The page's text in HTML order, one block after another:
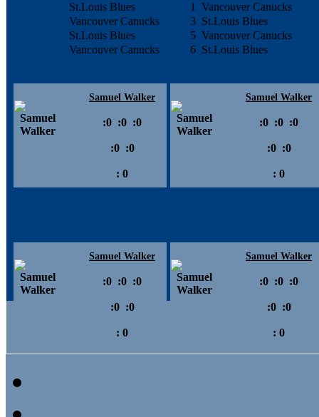
St.Louis Blues 1
Vancouver Canucks
Vancouver Canucks 3 St.Louis Blues
St.Louis Blues 5 Vancouver Canucks
Vancouver Canucks 6 St.Louis Blues
Samuel Walker
:0 :0 :0
:0 :0
: 0
Samuel Walker
:0 :0 :0
:0 :0
: 0
Samuel Walker
:0 :0 :0
:0 :0
: 0
Samuel Walker
:0 :0 :0
:0 :0
: 0